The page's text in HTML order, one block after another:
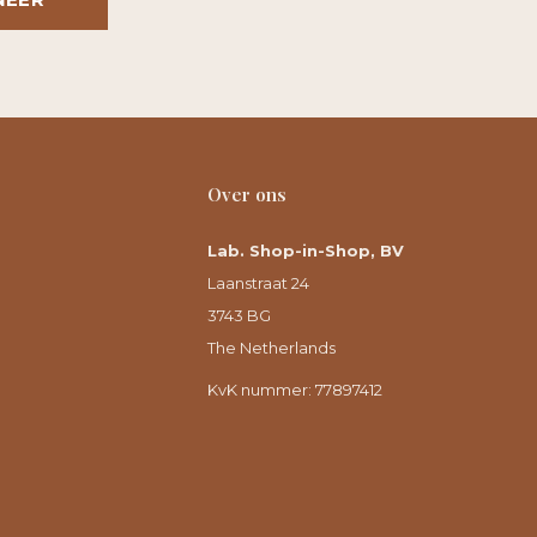
Over ons
Lab. Shop-in-Shop, BV
Laanstraat 24
3743 BG
The Netherlands
KvK nummer: 77897412